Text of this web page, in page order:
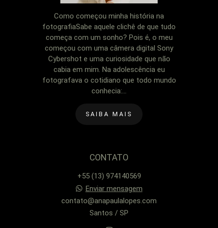
Como começou minha história na
fotografiaSabe aquele clichê de que tudo
começa com um sonho? Pois é, o meu
começou com uma câmera digital Sony
Cybershot e uma curiosidade que não
cabia em mim. Na adolescência eu
fotografava o cotidiano que todo mundo
conhecia:...
SAIBA MAIS
CONTATO
+55 (13) 974140569
Enviar mensagem
contato@anapaulalopes.com
Santos / SP